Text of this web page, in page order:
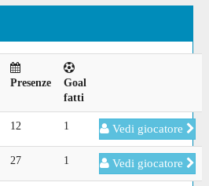
Presenze
Goal
fatti
12 1 Vedi giocatore
27 1 Vedi giocatore